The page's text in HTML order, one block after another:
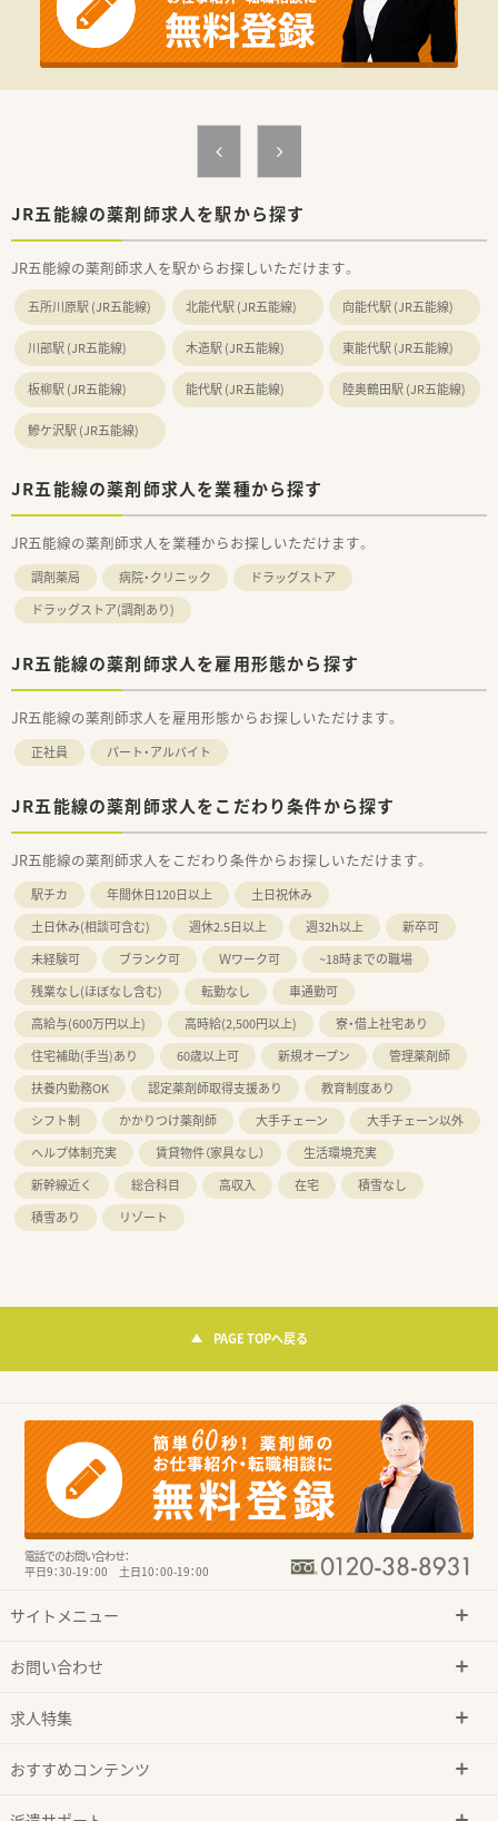
【想定されるキャリアイメージ】
■総合科目に対応する調剤スキルを磨きながら、認定薬剤師の取
得支援制度を活用して、専門性をさらに高めていけます。
■在宅医療の現場で経験を積むことにより、これからの時代に求
■教育制度が充実しているため、将来的には店舗運営や後輩の育
成に携わる管理薬剤師へのステップアップも目指せます。
JR五能線の薬剤師求人を駅から探す
JR五能線の薬剤師求人を駅からお探しいただけます。
五所川原駅 (JR五能線) 北能代駅 (JR五能線) 向能代駅 (JR五能線)
川部駅 (JR五能線) 木造駅 (JR五能線) 東能代駅 (JR五能線)
板柳駅 (JR五能線) 能代駅 (JR五能線) 陸奥鶴田駅 (JR五能線)
鰺ケ沢駅 (JR五能線)
JR五能線の薬剤師求人を業種から探す
JR五能線の薬剤師求人を業種からお探しいただけます。
調剤薬局 病院・クリニック
ドラッグストア
ドラッグストア(調剤あり)
JR五能線の薬剤師求人を雇用形態から探す
JR五能線の薬剤師求人を雇用形態からお探しいただけます。
正社員 パート・アルバイト
JR五能線の薬剤師求人をこだわり条件から探す
JR五能線の薬剤師求人をこだわり条件からお探しいただけます。
駅チカ 年間休日120日以上
土日祝休み
土日休み(相談可含む)
週休2.5日以上 週32h以上
新卒可
未経験可
ブランク可 Ｗワーク可
~18時までの職場
残業なし(ほぼなし含む)
転勤なし
車通勤可
高給与(600万円以上)
高時給(2,500円以上)
寮・借上社宅あり
住宅補助(手当)あり
60歳以上可 新規オープン
管理薬剤師
扶養内勤務OK
認定薬剤師取得支援あり
教育制度あり
シフト制
かかりつけ薬剤師 大手チェーン
大手チェーン以外
ヘルプ体制充実
賃貸物件（家具なし）
生活環境充実
新幹線近く
総合科目 高収入 在宅
積雪なし
積雪あり
リゾート
PAGE TOPへ戻る
電話でのお問い合わせ：
平日9：30-19：00 土日10：00-19：00
サイトメニュー
お問い合わせ
求人特集
おすすめコンテンツ